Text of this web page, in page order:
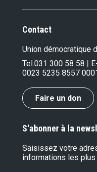
Contact
Union démocratique
Tel.031 300 58 58 |
0023 5235 8557
Faire un don
S'abonner à la
Saisissez votre
informations les